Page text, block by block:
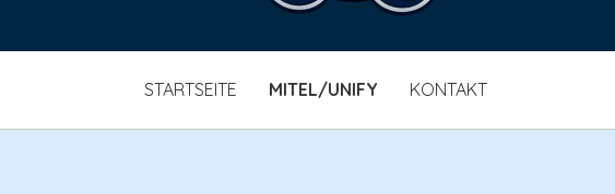
SKIP
STARTSEITE MITEL/UNIFY KONTAKT